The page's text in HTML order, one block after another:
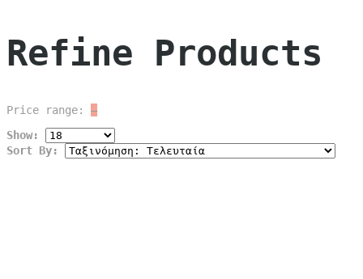
Refine Products
Price range: —
Show:
Sort By: